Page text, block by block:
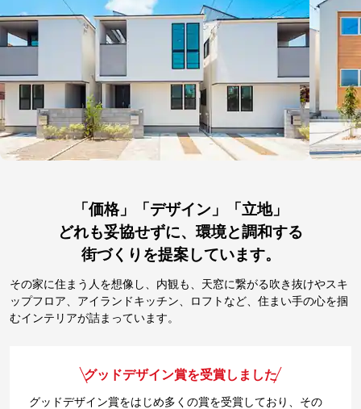
「価格」「デザイン」「立地」
どれも妥協せずに、環境と調和する
街づくりを提案しています。
その家に住まう人を想像し、内観も、天窓に繋がる吹き抜けやスキ
ップフロア、アイランドキッチン、ロフトなど、住まい手の心を掴
むインテリアが詰まっています。
グッドデザイン賞を受賞しました
グッドデザイン賞をはじめ多くの賞を受賞しており、その